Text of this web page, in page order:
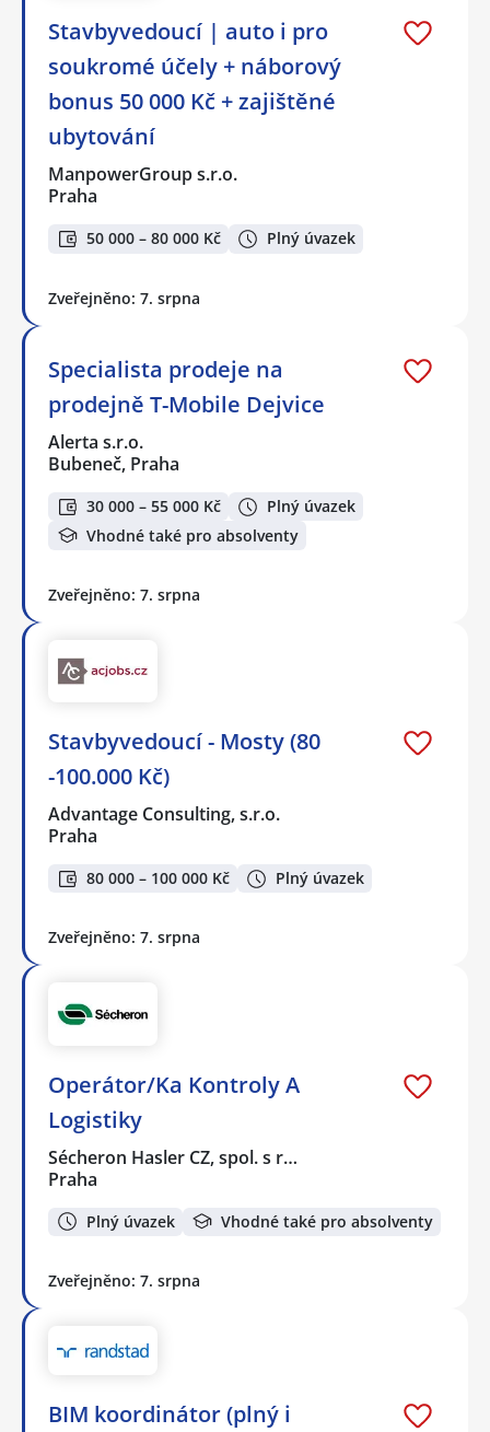
Stavbyvedoucí | auto i pro
soukromé účely + náborový
bonus 50 000 Kč + zajištěné
ubytování
ManpowerGroup s.r.o.
Praha
50 000 – 80 000 Kč Plný úvazek
Zveřejněno: 7. srpna
Specialista prodeje na
prodejně T-Mobile Dejvice
Alerta s.r.o.
Bubeneč, Praha
30 000 – 55 000 Kč
Plný úvazek
Vhodné také pro absolventy
Zveřejněno: 7. srpna
Stavbyvedoucí - Mosty (80
-100.000 Kč)
Advantage Consulting, s.r.o.
Praha
80 000 – 100 000 Kč Plný úvazek
Zveřejněno: 7. srpna
Operátor/Ka Kontroly A
Logistiky
Sécheron Hasler CZ, spol. s r…
Praha
Plný úvazek Vhodné také pro absolventy
Zveřejněno: 7. srpna
BIM koordinátor (plný i